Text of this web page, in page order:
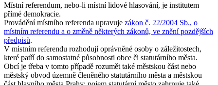
Místní referendum, nebo-li místní lidové hlasování, je institutem
přímé demokracie.
Provádění místního referenda upravuje zákon č. 22/2004 Sb., o
místním referendu a o změně některých zákonů, ve znění pozdějších
předpisů.
V místním referendu rozhodují oprávněné osoby o záležitostech,
které patří do samostatné působnosti obce či statutárního města.
Obcí je třeba v tomto případě rozumět také městskou část nebo
městský obvod územně členěného statutárního města a městskou